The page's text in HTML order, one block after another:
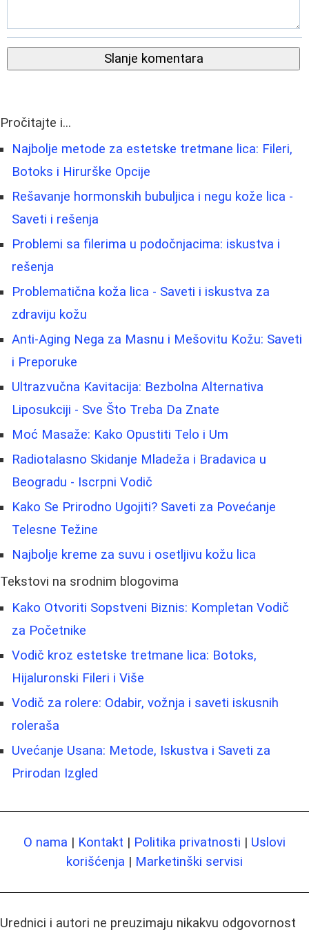
Slanje komentara
Pročitajte i...
Najbolje metode za estetske tretmane lica: Fileri,
Botoks i Hirurške Opcije
Rešavanje hormonskih bubuljica i negu kože lica -
Saveti i rešenja
Problemi sa filerima u podočnjacima: iskustva i
rešenja
Problematična koža lica - Saveti i iskustva za
zdraviju kožu
Anti-Aging Nega za Masnu i Mešovitu Kožu: Saveti
i Preporuke
Ultrazvučna Kavitacija: Bezbolna Alternativa
Liposukciji - Sve Što Treba Da Znate
Moć Masaže: Kako Opustiti Telo i Um
Radiotalasno Skidanje Mladeža i Bradavica u
Beogradu - Iscrpni Vodič
Kako Se Prirodno Ugojiti? Saveti za Povećanje
Telesne Težine
Najbolje kreme za suvu i osetljivu kožu lica
Tekstovi na srodnim blogovima
Kako Otvoriti Sopstveni Biznis: Kompletan Vodič
za Početnike
Vodič kroz estetske tretmane lica: Botoks,
Hijaluronski Fileri i Više
Vodič za rolere: Odabir, vožnja i saveti iskusnih
roleraša
Uvećanje Usana: Metode, Iskustva i Saveti za
Prirodan Izgled
O nama | Kontakt | Politika privatnosti | Uslovi
korišćenja | Marketinški servisi
Urednici i autori ne preuzimaju nikakvu odgovornost